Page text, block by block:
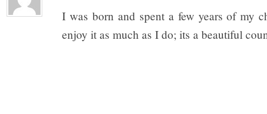
I was born and spent a few years of my
enjoy it as much as I do; its a beautiful